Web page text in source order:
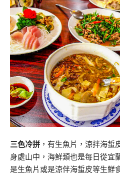
三色冷拼 ，有生魚片，涼拌海蜇
身處山中，海鮮類也是每日從宜
是生魚片或是涼伴海蜇皮等生鮮